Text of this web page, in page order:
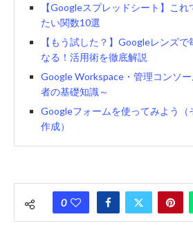
【Googleスプレッドシート】こ
たい関数10選
【もう試した？】Googleレンズ
なる！活用術を徹底解説
Google Workspace・管理コンソ
者の基礎知識～
Googleフォームを使ってみよう（
作成）
0